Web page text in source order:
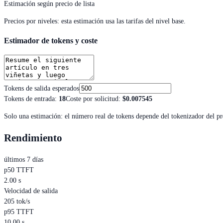
Estimación según precio de lista
Precios por niveles: esta estimación usa las tarifas del nivel base.
Estimador de tokens y coste
Tokens de salida esperados
Tokens de entrada: 18Coste por solicitud: $0.007545
Solo una estimación: el número real de tokens depende del tokenizador del
Rendimiento
últimos 7 días
p50 TTFT
2.00 s
Velocidad de salida
205 tok/s
p95 TTFT